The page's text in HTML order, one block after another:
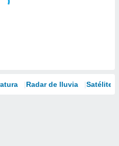
Radar de lluvia Satélites